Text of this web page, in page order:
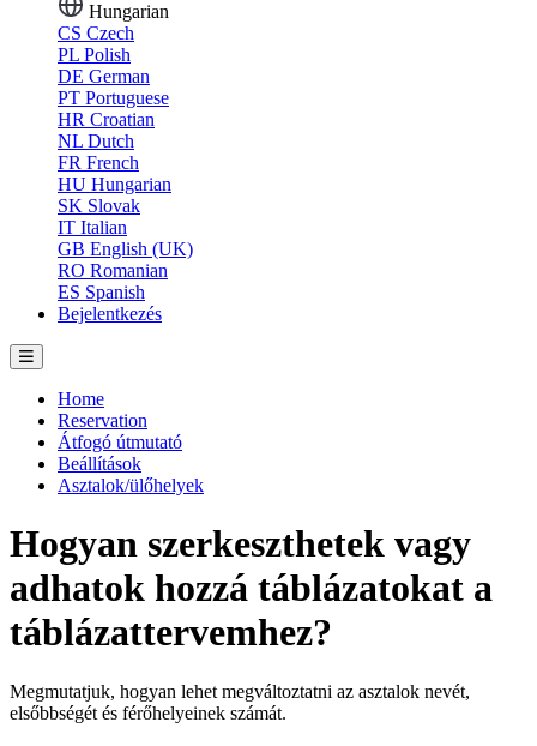
Hungarian
CS Czech
PL Polish
DE German
PT Portuguese
HR Croatian
NL Dutch
FR French
HU Hungarian
SK Slovak
IT Italian
GB English (UK)
RO Romanian
ES Spanish
Bejelentkezés
Home
Reservation
Átfogó útmutató
Beállítások
Asztalok/ülőhelyek
Hogyan szerkeszthetek vagy
adhatok hozzá táblázatokat a
táblázattervemhez?
Megmutatjuk, hogyan lehet megváltoztatni az asztalok nevét,
elsőbbségét és férőhelyeinek számát.